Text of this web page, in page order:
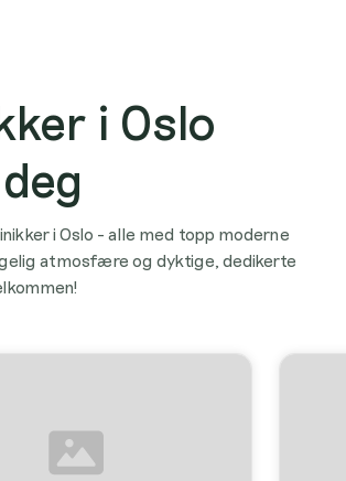
i Oslo
i Oslo - alle med topp moderne
atmosfære og dyktige, dedikerte